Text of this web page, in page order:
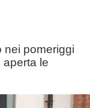
nei pomeriggi
aperta le